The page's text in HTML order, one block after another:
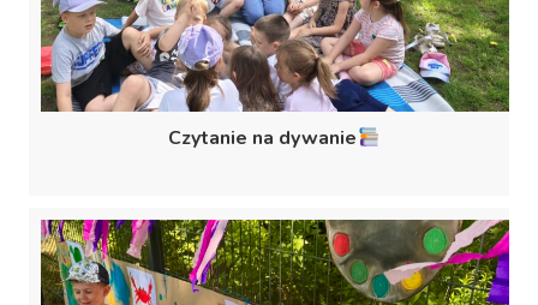
Czytanie na dywanie